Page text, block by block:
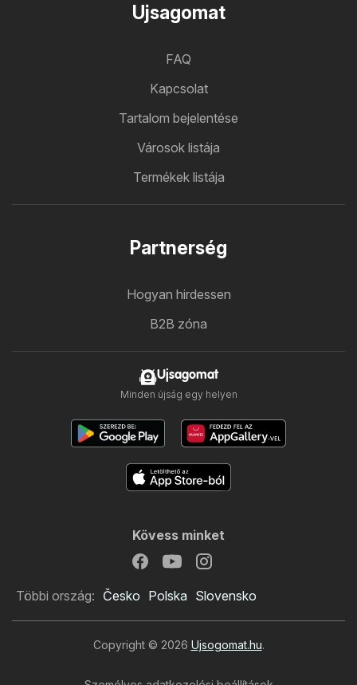
Ujsagomat
FAQ
Kapcsolat
Tartalom bejelentése
Városok listája
Termékek listája
Partnerség
Hogyan hirdessen
B2B zóna
Ujsagomat
Minden újság egy helyen
Kövess minket
Többi ország: Česko Polska Slovensko
Copyright © 2026 Ujsogomat.hu.